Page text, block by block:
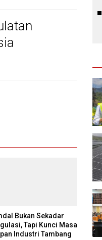
Bukan Sekadar
Tapi Kunci Masa
Industri Tambang